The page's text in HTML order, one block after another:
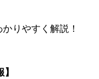
かりやすく解説！